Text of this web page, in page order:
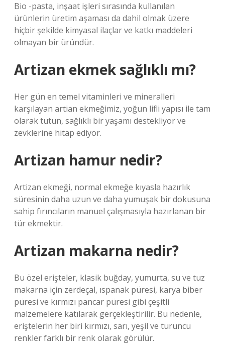
Bio -pasta, inşaat işleri sırasında kullanılan
ürünlerin üretim aşaması da dahil olmak üzere
hiçbir şekilde kimyasal ilaçlar ve katkı maddeleri
olmayan bir üründür.
Artizan ekmek sağlıklı mı?
Her gün en temel vitaminleri ve mineralleri
karşılayan artian ekmeğimiz, yoğun lifli yapısı ile tam
olarak tutun, sağlıklı bir yaşamı destekliyor ve
zevklerine hitap ediyor.
Artizan hamur nedir?
Artizan ekmeği, normal ekmeğe kıyasla hazırlık
süresinin daha uzun ve daha yumuşak bir dokusuna
sahip fırıncıların manuel çalışmasıyla hazırlanan bir
tür ekmektir.
Artizan makarna nedir?
Bu özel erişteler, klasik buğday, yumurta, su ve tuz
makarna için zerdeçal, ıspanak püresi, karya biber
püresi ve kırmızı pancar püresi gibi çeşitli
malzemelere katılarak gerçekleştirilir. Bu nedenle,
eriştelerin her biri kırmızı, sarı, yeşil ve turuncu
renkler farklı bir renk olarak görülür.